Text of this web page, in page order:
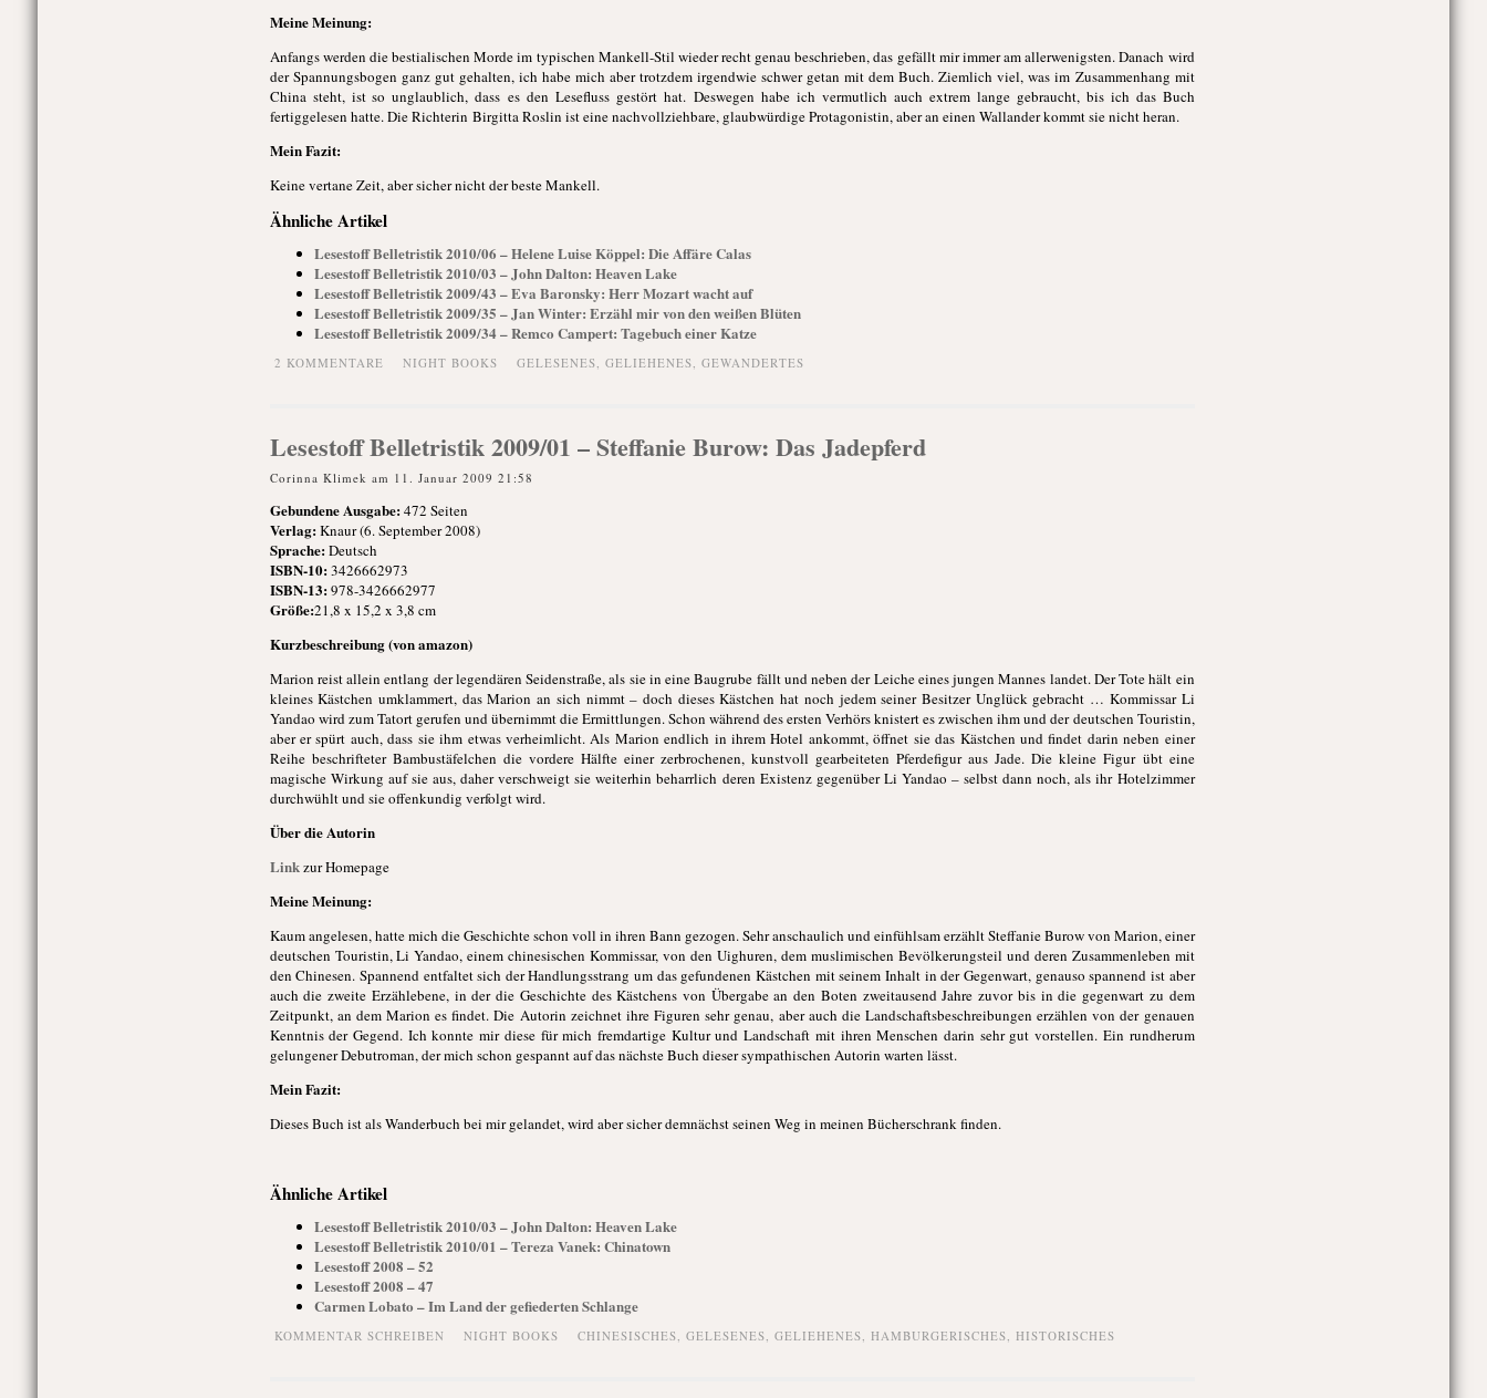
Meine Meinung:
Anfangs werden die bestialischen Morde im typischen Mankell-Stil wieder recht genau beschrieben, das gefällt mir immer am allerwenigsten. Danach wird
der Spannungsbogen ganz gut gehalten, ich habe mich aber trotzdem irgendwie schwer getan mit dem Buch. Ziemlich viel, was im Zusammenhang mit
China steht, ist so unglaublich, dass es den Lesefluss gestört hat. Deswegen habe ich vermutlich auch extrem lange gebraucht, bis ich das Buch
fertiggelesen hatte. Die Richterin Birgitta Roslin ist eine nachvollziehbare, glaubwürdige Protagonistin, aber an einen Wallander kommt sie nicht heran.
Mein Fazit:
Keine vertane Zeit, aber sicher nicht der beste Mankell.
Ähnliche Artikel
Lesestoff Belletristik 2010/06 – Helene Luise Köppel: Die Affäre Calas
Lesestoff Belletristik 2010/03 – John Dalton: Heaven Lake
Lesestoff Belletristik 2009/43 – Eva Baronsky: Herr Mozart wacht auf
Lesestoff Belletristik 2009/35 – Jan Winter: Erzähl mir von den weißen Blüten
Lesestoff Belletristik 2009/34 – Remco Campert: Tagebuch einer Katze
2 KOMMENTARE NIGHT BOOKS GELESENES GELIEHENES GEWANDERTES
Lesestoff Belletristik 2009/01 – Steffanie Burow: Das Jadepferd
Corinna Klimek am 11. Januar 2009 21:58
Gebundene Ausgabe:472 Seiten
Verlag:Knaur (6. September 2008)
Sprache:Deutsch
ISBN-10:3426662973
ISBN-13:978-3426662977
Größe:21,8 x 15,2 x 3,8 cm
Kurzbeschreibung (von amazon)
Marion reist allein entlang der legendären Seidenstraße, als sie in eine Baugrube fällt und neben der Leiche eines jungen Mannes landet. Der Tote hält ein
kleines Kästchen umklammert, das Marion an sich nimmt – doch dieses Kästchen hat noch jedem seiner Besitzer Unglück gebracht … Kommissar Li
Yandao wird zum Tatort gerufen und übernimmt die Ermittlungen. Schon während des ersten Verhörs knistert es zwischen ihm und der deutschen Touristin,
aber er spürt auch, dass sie ihm etwas verheimlicht. Als Marion endlich in ihrem Hotel ankommt, öffnet sie das Kästchen und findet darin neben einer
Reihe beschrifteter Bambustäfelchen die vordere Hälfte einer zerbrochenen, kunstvoll gearbeiteten Pferdefigur aus Jade. Die kleine Figur übt eine
magische Wirkung auf sie aus, daher verschweigt sie weiterhin beharrlich deren Existenz gegenüber Li Yandao – selbst dann noch, als ihr Hotelzimmer
durchwühlt und sie offenkundig verfolgt wird.
Über die Autorin
Linkzur Homepage
Meine Meinung:
Kaum angelesen, hatte mich die Geschichte schon voll in ihren Bann gezogen. Sehr anschaulich und einfühlsam erzählt Steffanie Burow von Marion, einer
deutschen Touristin, Li Yandao, einem chinesischen Kommissar, von den Uighuren, dem muslimischen Bevölkerungsteil und deren Zusammenleben mit
den Chinesen. Spannend entfaltet sich der Handlungsstrang um das gefundenen Kästchen mit seinem Inhalt in der Gegenwart, genauso spannend ist aber
auch die zweite Erzählebene, in der die Geschichte des Kästchens von Übergabe an den Boten zweitausend Jahre zuvor bis in die gegenwart zu dem
Zeitpunkt, an dem Marion es findet. Die Autorin zeichnet ihre Figuren sehr genau, aber auch die Landschaftsbeschreibungen erzählen von der genauen
Kenntnis der Gegend. Ich konnte mir diese für mich fremdartige Kultur und Landschaft mit ihren Menschen darin sehr gut vorstellen. Ein rundherum
gelungener Debutroman, der mich schon gespannt auf das nächste Buch dieser sympathischen Autorin warten lässt.
Mein Fazit:
Dieses Buch ist als Wanderbuch bei mir gelandet, wird aber sicher demnächst seinen Weg in meinen Bücherschrank finden.
Ähnliche Artikel
Lesestoff Belletristik 2010/03 – John Dalton: Heaven Lake
Lesestoff Belletristik 2010/01 – Tereza Vanek: Chinatown
Lesestoff 2008 – 52
Lesestoff 2008 – 47
Carmen Lobato – Im Land der gefiederten Schlange
KOMMENTAR SCHREIBEN NIGHT BOOKS CHINESISCHES GELESENES GELIEHENES HAMBURGERISCHES HISTORISCHES